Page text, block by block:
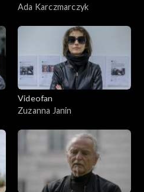
Ada Karczmarczyk
Videofan
Zuzanna Janin